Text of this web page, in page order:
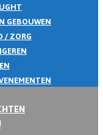
GEBOUWEN
/ ZORG